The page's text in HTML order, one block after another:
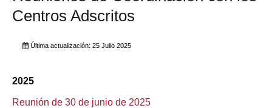
Directorio FCCE
Centros Adscritos
Última actualización: 25 Julio 2025
2025
Reunión de 30 de junio de 2025